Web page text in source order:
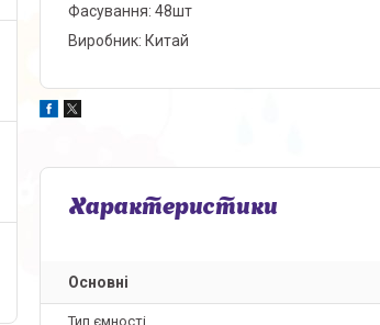
Фасування: 48шт
Виробник: Китай
Характеристики
Основні
Тип ємності